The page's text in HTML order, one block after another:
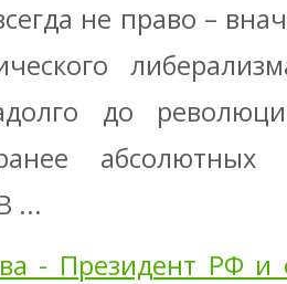
не право –
до
...
- Президент РФ